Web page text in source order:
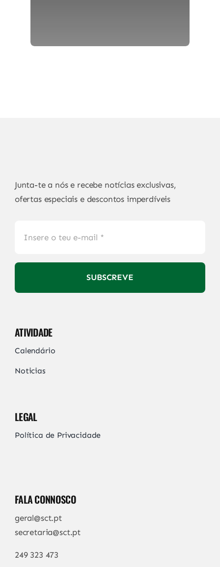
Junta-te a nós e recebe notícias exclusivas,
ofertas especiais e descontos imperdíveis
SUBSCREVE
ATIVIDADE
Calendário
Noticias
LEGAL
Política de Privacidade
FALA CONNOSCO
geral@sct.pt
secretaria@sct.pt
249 323 473